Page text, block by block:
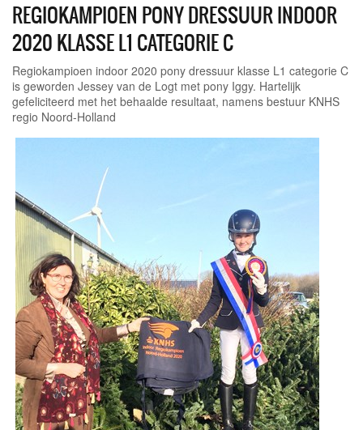
REGIOKAMPIOEN PONY DRESSUUR INDOOR
2020 KLASSE L1 CATEGORIE C
Regiokampioen indoor 2020 pony dressuur klasse L1 categorie C
is geworden Jessey van de Logt met pony Iggy. Hartelijk
gefeliciteerd met het behaalde resultaat, namens bestuur KNHS
regio Noord-Holland